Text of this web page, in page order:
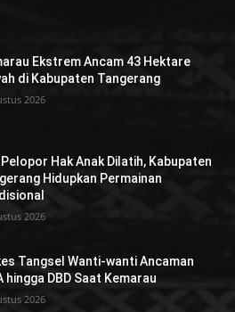
Ekstrem Ancam 43 Hektare
di Kabupaten Tangerang
2026
Hak Anak Dilatih, Kabupaten
Hidupkan Permainan
2026
Tangsel Wanti-wanti Ancaman
hingga DBD Saat Kemarau
2026